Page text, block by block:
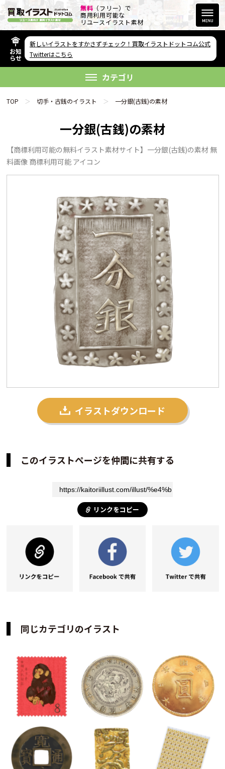
無料 （フリー）で
商用利用可能な
リユースイラスト素材
欲しい素材が無い方へ
リンクをコピー
FAQ
利用規約
プライバシーポリシー
私たちについて
お問い合わせ
お知
らせ
新しいイラストをすかさずチェック！買取イラストドットコム公式
Twitterはこちら
カテゴリ
TOP 切手・古銭のイラスト 一分銀(古銭)の素材
一分銀(古銭)の素材
【商標利用可能の無料イラスト素材サイト】一分銀(古銭)の素材 無
料画像 商標利用可能 アイコン
イラストダウンロード
このイラストページを仲間に共有する
リンクをコピー
同じカテゴリのイラスト